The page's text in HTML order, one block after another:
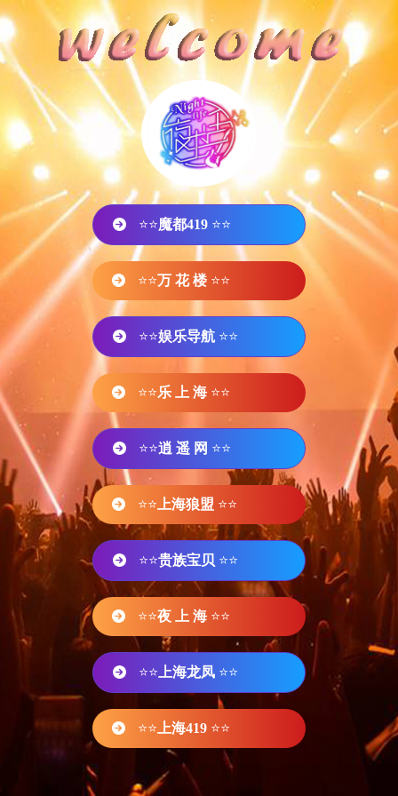
⭐⭐魔都419 ⭐⭐
⭐⭐万 花 楼 ⭐⭐
⭐⭐娱乐导航 ⭐⭐
⭐⭐乐 上 海 ⭐⭐
⭐⭐逍 遥 网 ⭐⭐
⭐⭐ 上海狼盟 ⭐⭐
⭐⭐贵族宝贝 ⭐⭐
⭐⭐夜 上 海 ⭐⭐
⭐⭐ 上海龙凤 ⭐⭐
⭐⭐ 上海419 ⭐⭐